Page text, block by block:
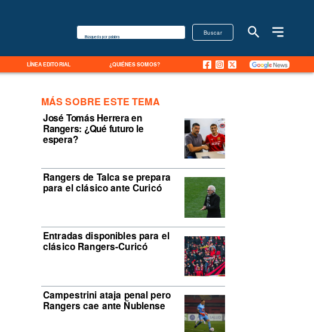
LÍNEA EDITORIAL ¿QUIÉNES SOMOS?
Buscar
Búsqueda por palabra
José Tomás Herrera en
Rangers: ¿Qué futuro le
espera?
Rangers de Talca se prepara
para el clásico ante Curicó
Entradas disponibles para el
clásico Rangers-Curicó
Campestrini ataja penal pero
Rangers cae ante Ñublense
MÁS SOBRE ESTE TEMA